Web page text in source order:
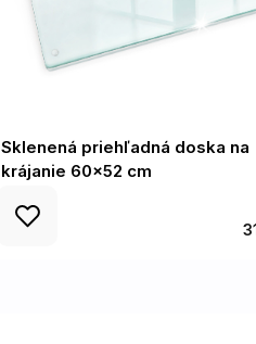
Sklenená priehľadná doska na
krájanie 60x52 cm